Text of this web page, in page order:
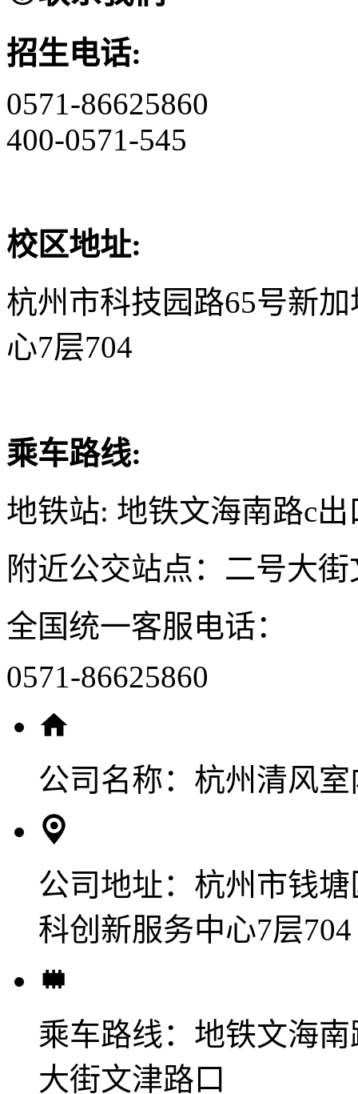
招生电话:
0571-86625860
400-0571-545
校区地址:
杭州市科技园路65号新
心7层704
乘车路线:
地铁站: 地铁文海南路c出
附近公交站点：二号大
全国统一客服电话：
0571-86625860
公司名称： 杭州清风
公司地址： 杭州市钱
科创新服务中心7层704
乘车路线： 地铁文海
大街文津路口